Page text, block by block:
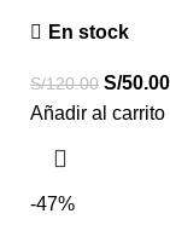
En stock
S/120.00 S/50.00
Añadir al carrito
-47%